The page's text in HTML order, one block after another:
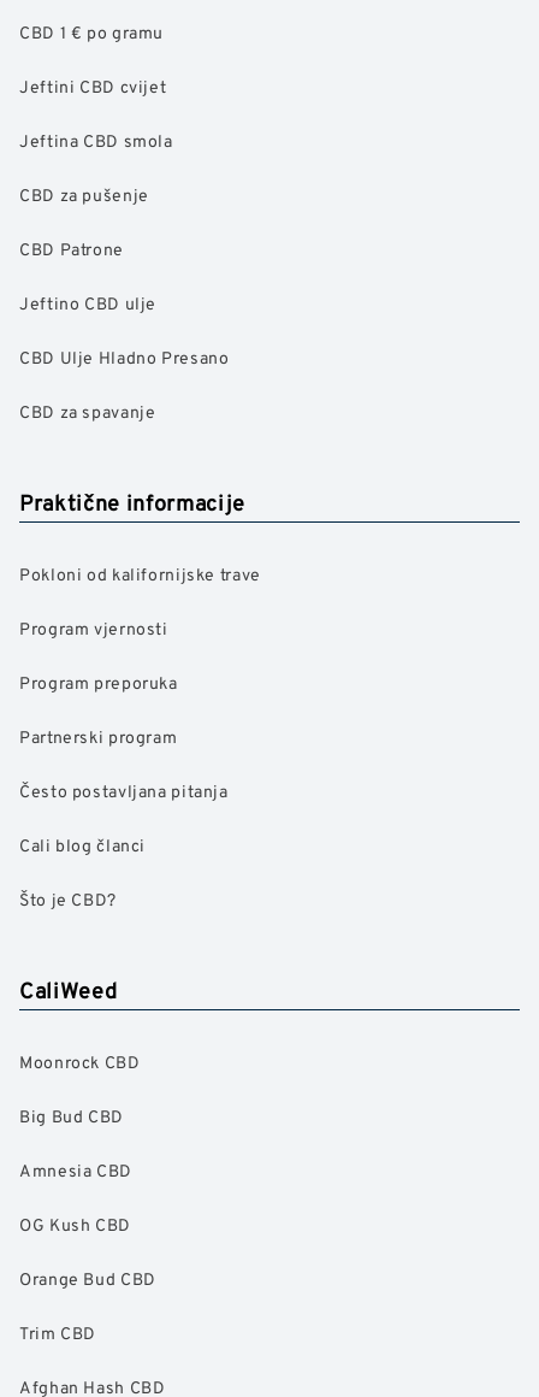
CBD 1 € po gramu
Jeftini CBD cvijet
Jeftina CBD smola
CBD za pušenje
CBD Patrone
Jeftino CBD ulje
CBD Ulje Hladno Presano
CBD za spavanje
Praktične informacije
Pokloni od kalifornijske trave
Program vjernosti
Program preporuka
Partnerski program
Često postavljana pitanja
Cali blog članci
Što je CBD?
CaliWeed
Moonrock CBD
Big Bud CBD
Amnesia CBD
OG Kush CBD
Orange Bud CBD
Trim CBD
Afghan Hash CBD